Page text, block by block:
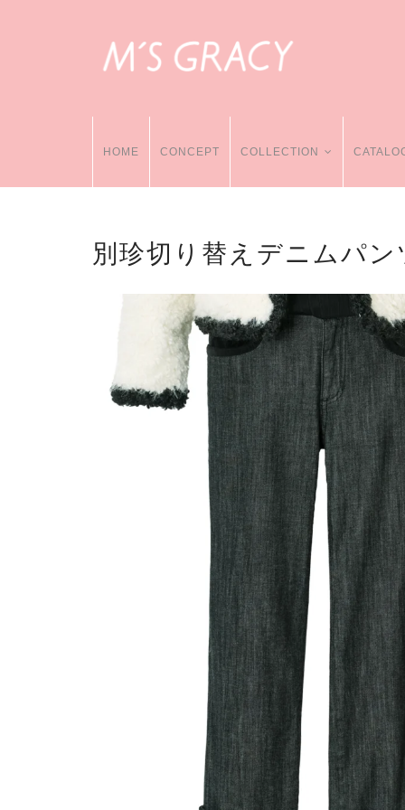
HOME CONCEPT COLLECTION
別珍切り替えデニムパン